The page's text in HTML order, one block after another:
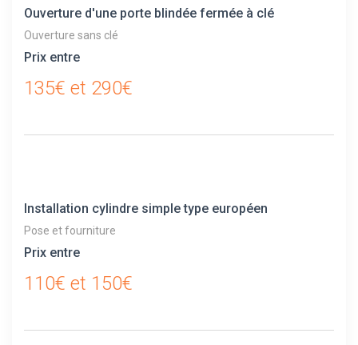
Ouverture d'une porte blindée fermée à clé
Ouverture sans clé
Prix entre
135€ et 290€
Installation cylindre simple type européen
Pose et fourniture
Prix entre
110€ et 150€